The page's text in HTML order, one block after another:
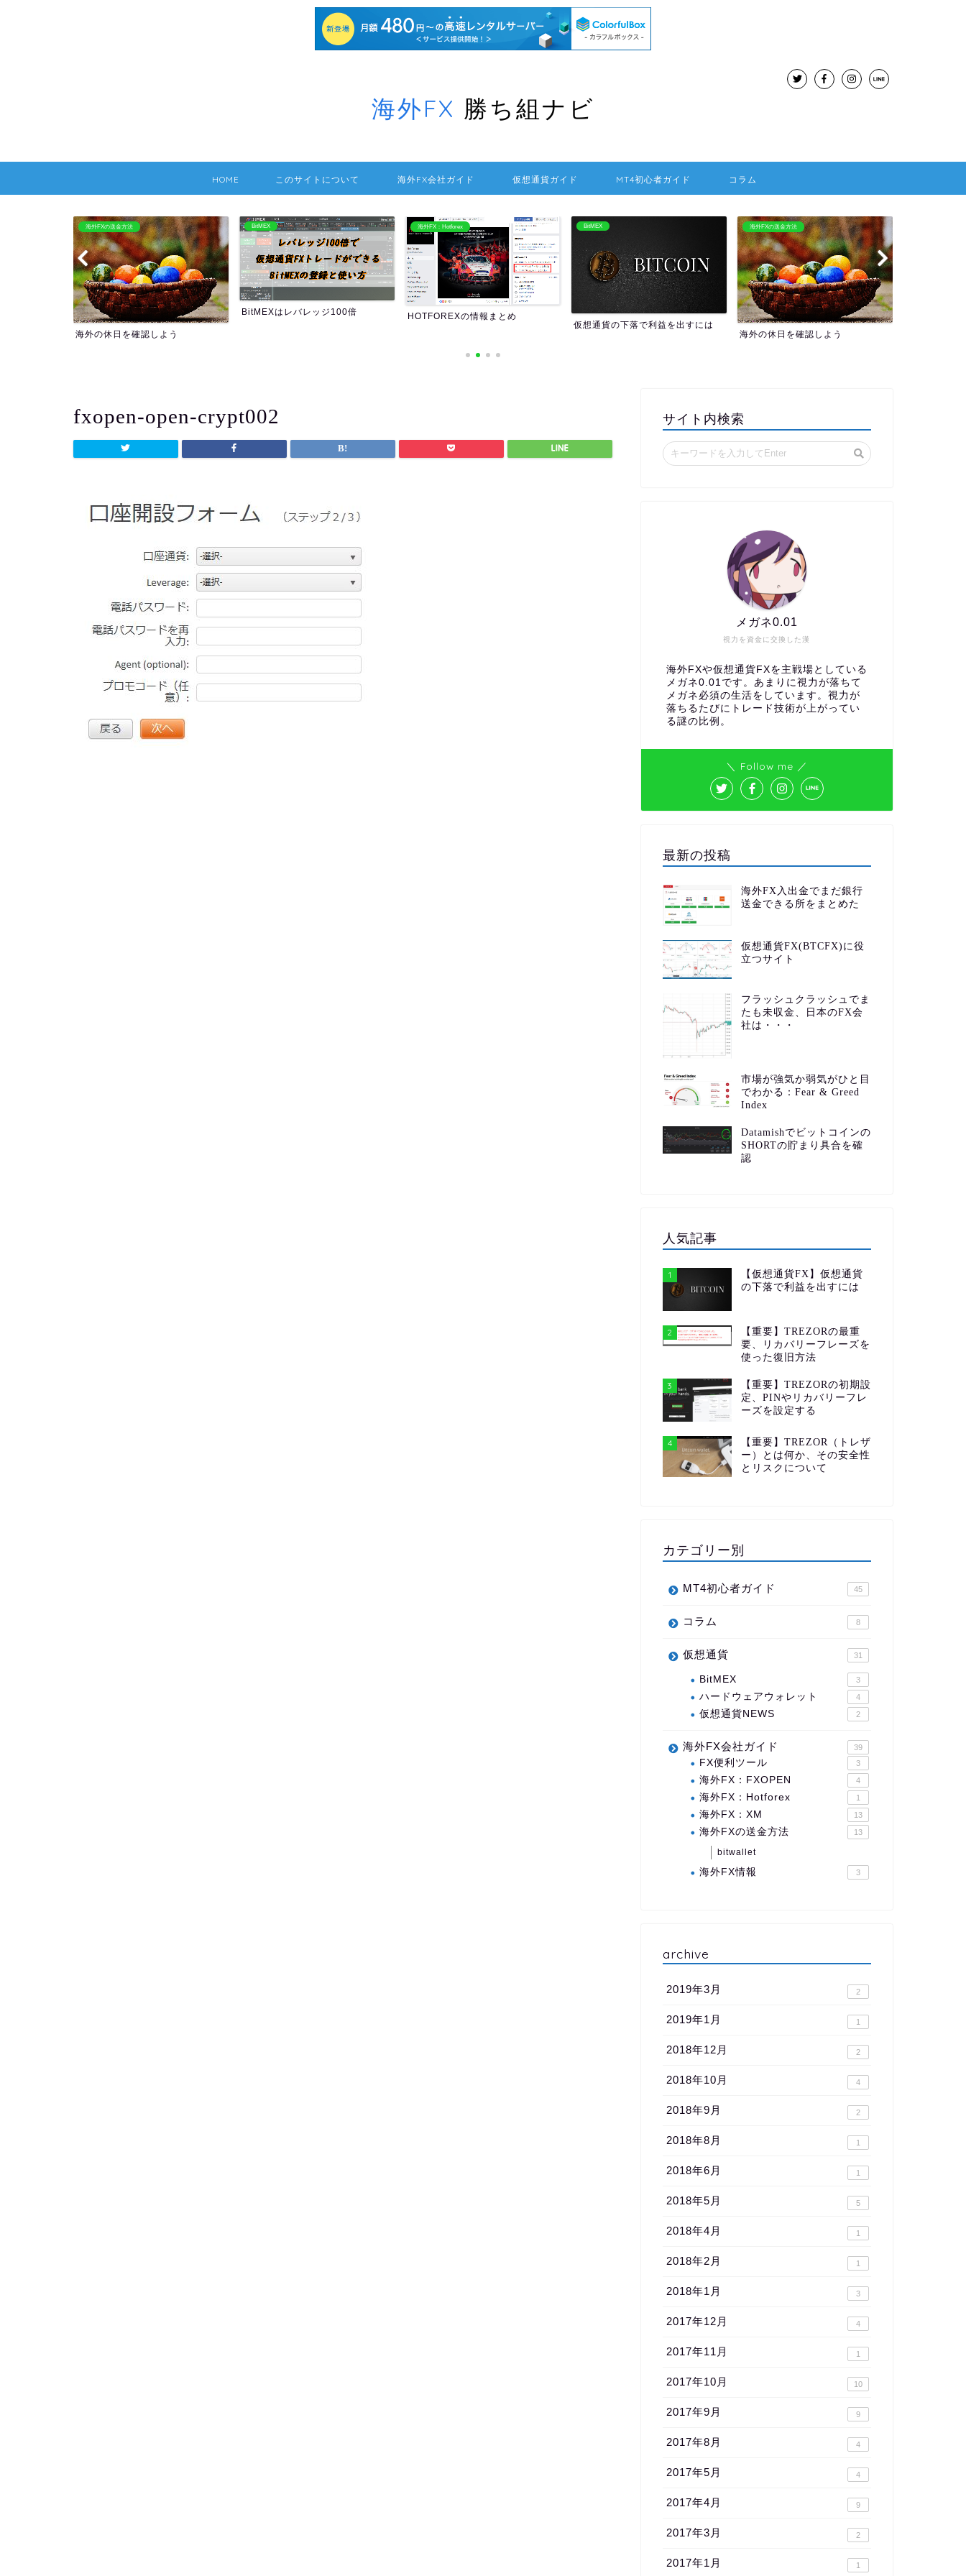
海外FX 勝ち組ナビ
HOME このサイトについて 海外FX会社ガイド 仮想通貨ガイド MT4初心者ガイド コラム
BitMEX
BitMEXはレバレッジ100倍
海外FX：Hotforex
HOTFOREXの情報まとめ
BitMEX 海外FXの送金方法 BitMEX
BitMEXはレバレッジ100倍
fxopen-open-crypt002 サイト内検索
視力を資金に交換した漢
メガネ0.01
海外FXや仮想通貨FXを主戦場としている
メガネ0.01です。あまりに視力が落ちて
メガネ必須の生活をしています。視力が
落ちるたびにトレード技術が上がってい
る謎の比例。
＼ Follow me ／
最新の投稿
海外FX入出金でまだ銀行
送金できる所をまとめた
仮想通貨FX(BTCFX)に役
立つサイト
フラッシュクラッシュでま
たも未収金、日本のFX会
社は・・・
市場が強気か弱気がひと目
でわかる：Fear & Greed
Index
Datamishでビットコインの
SHORTの貯まり具合を確
認
人気記事
1
【仮想通貨FX】仮想通貨
の下落で利益を出すには
2
【重要】TREZORの最重
要、リカバリーフレーズを
使った復旧方法
3
【重要】TREZORの初期設
定、PINやリカバリーフレ
ーズを設定する
4
【重要】TREZOR（トレザ
ー）とは何か、その安全性
とリスクについて
カテゴリー別
MT4初心者ガイド 45
コラム 8
仮想通貨 31
BitMEX 3
ハードウェアウォレット 4
仮想通貨NEWS 2
海外FX会社ガイド 39
FX便利ツール 3
海外FX：FXOPEN 4
海外FX：Hotforex 1
海外FX：XM 13
海外FXの送金方法 13
bitwallet
海外FX情報 3
archive
2019年3月 2
2019年1月 1
2018年12月 2
2018年10月 4
2018年9月 2
2018年8月 1
2018年6月 1
2018年5月 5
2018年4月 1
2018年2月 1
2018年1月 3
2017年12月 4
2017年11月 1
2017年10月 10
2017年9月 9
2017年8月 4
2017年5月 4
2017年4月 9
2017年3月 2
2017年1月 1